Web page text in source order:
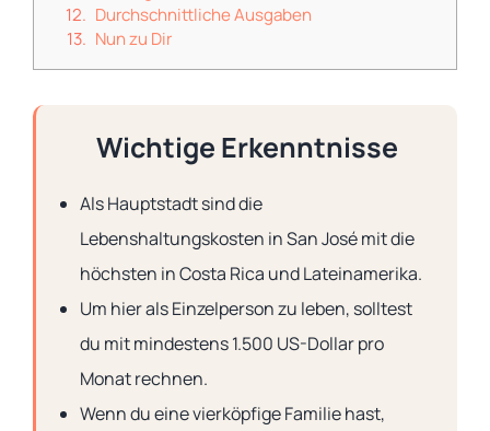
Durchschnittliche Ausgaben
Nun zu Dir
Wichtige Erkenntnisse
Als Hauptstadt sind die
Lebenshaltungskosten in San José mit die
höchsten in Costa Rica und Lateinamerika.
Um hier als Einzelperson zu leben, solltest
du mit mindestens 1.500 US-Dollar pro
Monat rechnen.
Wenn du eine vierköpfige Familie hast,